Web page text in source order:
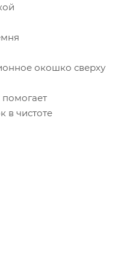
окошко сверху
в чистоте